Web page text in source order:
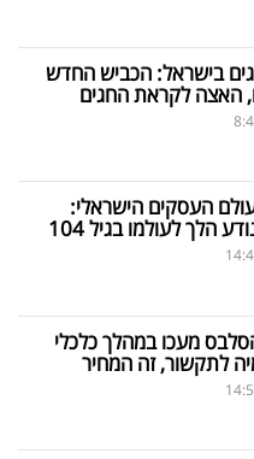
בישראל: הכביש החדש
האצה לקראת החגים
העסקים הישראלי:
הלך לעולמו בגיל 104
מעכו במהלך כלכלי
לתקשור, זה המחיר